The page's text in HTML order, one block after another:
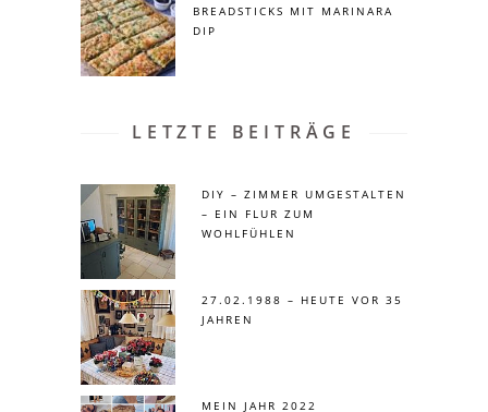
BREADSTICKS MIT MARINARA
DIP
LETZTE BEITRÄGE
DIY – ZIMMER UMGESTALTEN
– EIN FLUR ZUM
WOHLFÜHLEN
27.02.1988 – HEUTE VOR 35
JAHREN
MEIN JAHR 2022